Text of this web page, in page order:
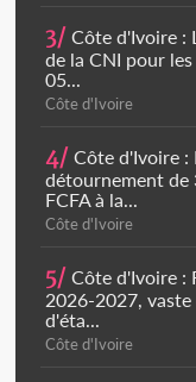
3/ Côte d'Ivoire :
de la CNI pour
05...
Côte d'Ivoire
4/ Côte d'Ivoire :
détournement de
FCFA à la...
Côte d'Ivoire
5/ Côte d'Ivoire :
2026-2027,
d'éta...
Côte d'Ivoire